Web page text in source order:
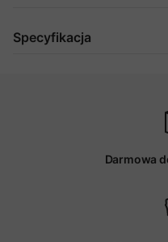
Specyfikacja
Darmowa